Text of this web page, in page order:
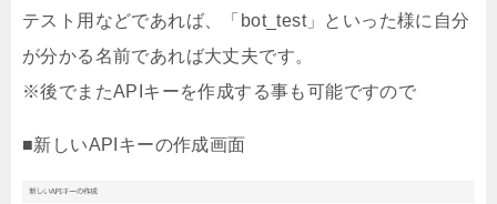
テスト用などであれば、「bot_test」といった様に自分
が分かる名前であれば大丈夫です。
※後でまたAPIキーを作成する事も可能ですので
■新しいAPIキーの作成画面